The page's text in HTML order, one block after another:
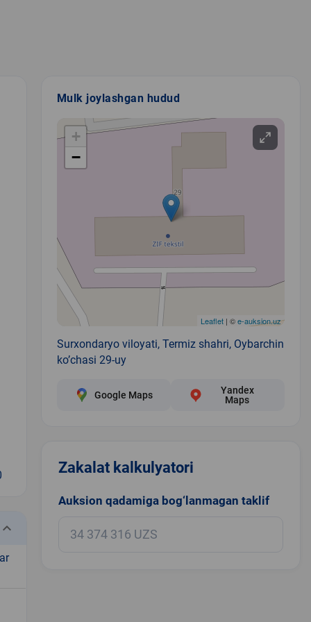
Mulk joylashgan hudud
+
−
Leaflet| ©e-auksion.uz
Surxondaryo viloyati, Termiz shahri, Oybarchin
ko’chasi 29-uy
Google Maps
Yandex
Maps
Zakalat kalkulyatori
Auksion qadamiga bog‘lanmagan taklif